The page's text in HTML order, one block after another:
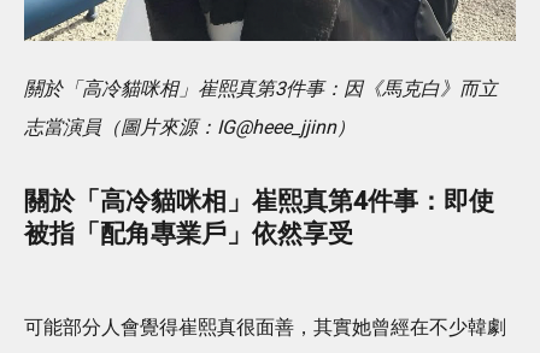
關於「高冷貓咪相」崔熙真第3件事：因《馬克白》而立
志當演員（圖片來源：IG@heee_jjinn）
關於「高冷貓咪相」崔熙真第4件事：即使
被指「配角專業戶」依然享受
可能部分人會覺得崔熙真很面善，其實她曾經在不少韓劇